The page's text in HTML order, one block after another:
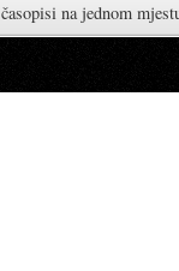
na jednom